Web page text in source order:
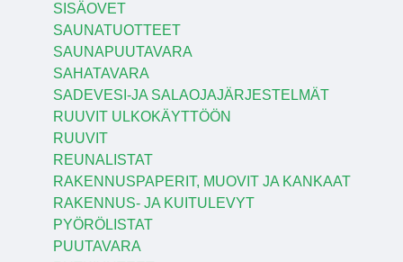
SISÄOVET
SAUNATUOTTEET
SAUNAPUUTAVARA
SAHATAVARA
SADEVESI-JA SALAOJAJÄRJESTELMÄT
RUUVIT ULKOKÄYTTÖÖN
RUUVIT
REUNALISTAT
RAKENNUSPAPERIT, MUOVIT JA KANKAAT
RAKENNUS- JA KUITULEVYT
PYÖRÖLISTAT
PUUTAVARA